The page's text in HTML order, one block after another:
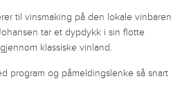
til vinsmaking på den lokale vinbaren
tar et dypdykk i sin flotte
klassiske vinland.
program og påmeldingslenke så snart